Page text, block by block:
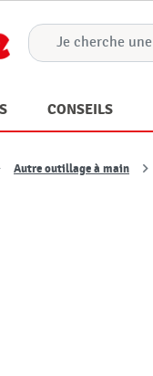
CONSEILS
Autre outillage à main